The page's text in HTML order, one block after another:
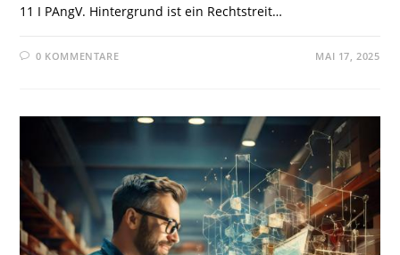
11 I PAngV. Hintergrund ist ein Rechtstreit…
0 KOMMENTARE MAI 17, 2025